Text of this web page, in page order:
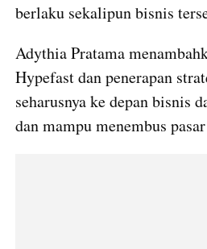
berlaku sekalipun bisnis
Adythia Pratama
Hypefast dan penerapan
seharusnya ke depan bisnis
dan mampu menembus